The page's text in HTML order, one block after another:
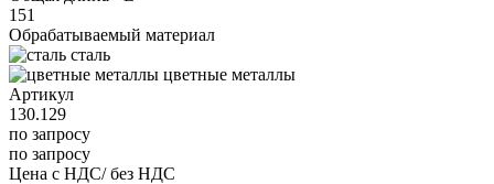
151
Обрабатываемый материал
сталь
цветные металлы
Артикул
130.129
по запросу
по запросу
Цена с НДС/ без НДС